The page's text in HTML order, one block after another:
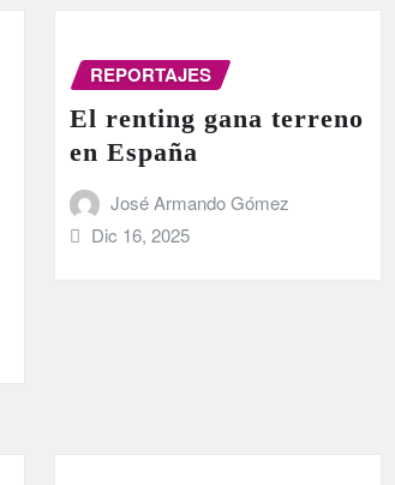
REPORTAJES
El renting gana terreno
en España
José Armando Gómez
Dic 16, 2025